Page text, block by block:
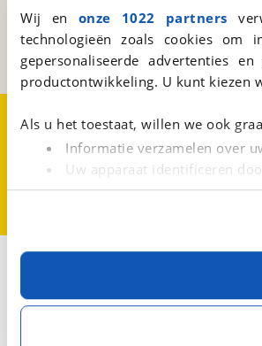
Wij en onze 1022 partners
technologieën zoals cookies
gepersonaliseerde advertenties
productontwikkeling. U kunt kiezen
Als u het toestaat, willen we ook
Informatie verzamelen over
Uw apparaat identificeren
Lees meer over hoe uw
Met cookies en vergelijkbare
cookies zorgen ervoor dat de
verbeteren. We tonen je graag
buiten onze website volgt –
3981 AJ
Bunnik
Een initiatief van
BOVAG
CookievoorkeurenVacatures